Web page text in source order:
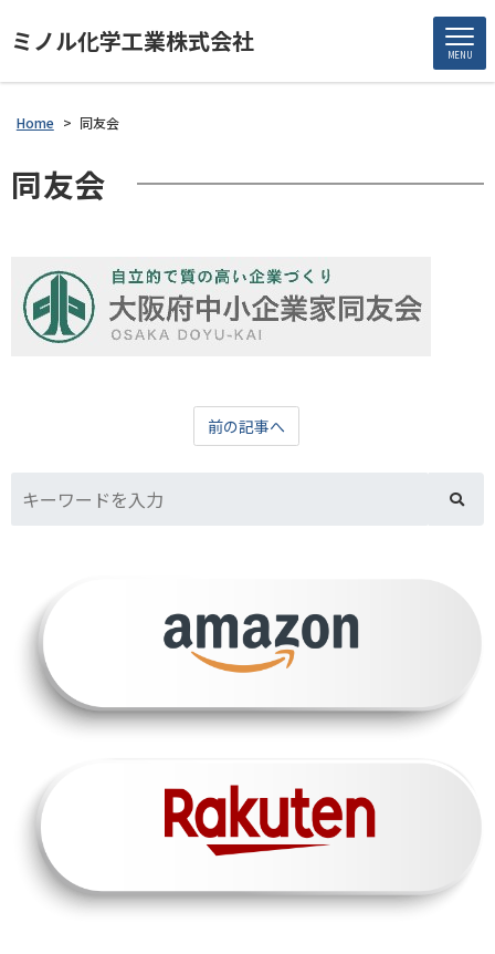
ミノル化学工業株式会社 MENU
Home > 同友会
同友会
前の記事へ